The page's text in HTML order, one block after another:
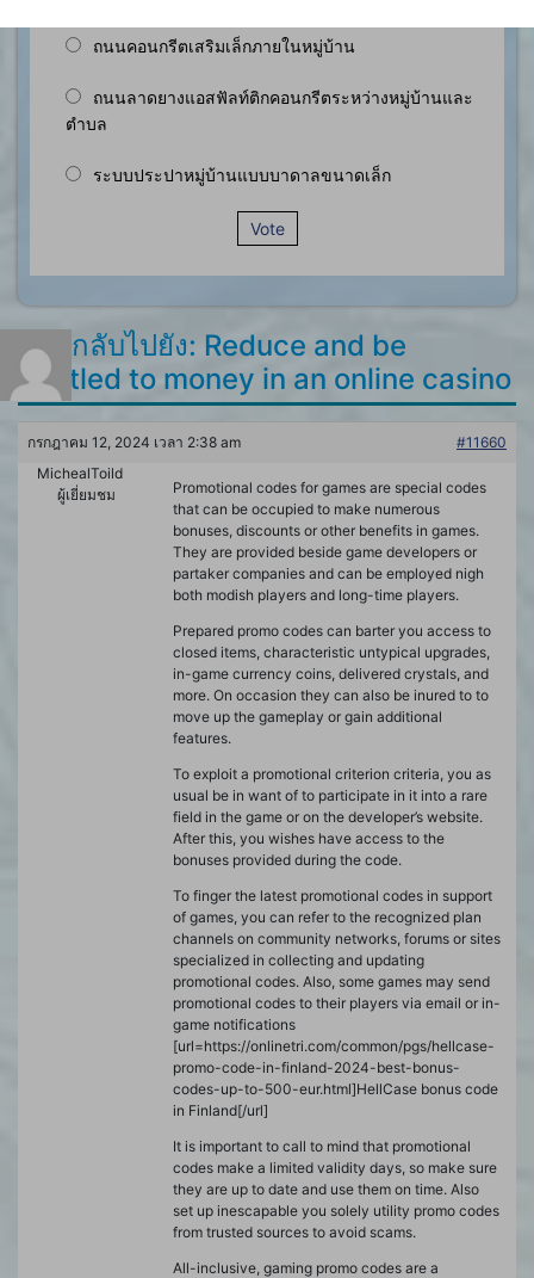
ถนนคอนกรีตเสริมเล็กภายในหมู่บ้าน
ถนนลาดยางแอสฟัลท์ติกคอนกรีตระหว่างหมู่บ้านและ
ตำบล
ระบบประปาหมู่บ้านแบบบาดาลขนาดเล็ก
Vote
ตอบกลับไปยัง: Reduce and be
entitled to money in an online casino
กรกฎาคม 12, 2024 เวลา 2:38 am
#11660
MichealToild
ผู้เยี่ยมชม
Promotional codes for games are special codes
that can be occupied to make numerous
bonuses, discounts or other benefits in games.
They are provided beside game developers or
partaker companies and can be employed nigh
both modish players and long-time players.
Prepared promo codes can barter you access to
closed items, characteristic untypical upgrades,
in-game currency coins, delivered crystals, and
more. On occasion they can also be inured to to
move up the gameplay or gain additional
features.
To exploit a promotional criterion criteria, you as
usual be in want of to participate in it into a rare
field in the game or on the developer’s website.
After this, you wishes have access to the
bonuses provided during the code.
To finger the latest promotional codes in support
of games, you can refer to the recognized plan
channels on community networks, forums or sites
specialized in collecting and updating
promotional codes. Also, some games may send
promotional codes to their players via email or in-
game notifications
[url=https://onlinetri.com/common/pgs/hellcase-
promo-code-in-finland-2024-best-bonus-
codes-up-to-500-eur.html]HellCase bonus code
in Finland[/url]
It is important to call to mind that promotional
codes make a limited validity days, so make sure
they are up to date and use them on time. Also
set up inescapable you solely utility promo codes
from trusted sources to avoid scams.
All-inclusive, gaming promo codes are a